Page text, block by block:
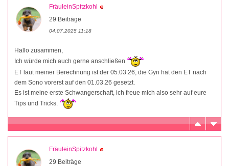
FräuleinSpitzkohl
29 Beiträge
04.07.2025 11:18
Hallo zusammen,
Ich würde mich auch gerne anschließen
ET laut meiner Berechnung ist der 05.03.26, die Gyn hat den ET nach
dem Sono vorerst auf den 01.03.26 gesetzt.
Es ist meine erste Schwangerschaft, ich freue mich also sehr auf eure
Tips und Tricks.
FräuleinSpitzkohl
29 Beiträge